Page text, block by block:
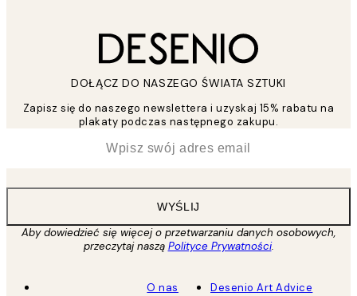
DOŁĄCZ DO NASZEGO ŚWIATA SZTUKI
Zapisz się do naszego newslettera i uzyskaj 15% rabatu na
plakaty podczas następnego zakupu.
WYŚLIJ
Aby dowiedzieć się więcej o przetwarzaniu danych osobowych,
przeczytaj naszą Polityce Prywatności.
O nas
Desenio Art Advice